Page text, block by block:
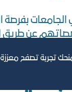
عن
حالياً
تجربة تصفح